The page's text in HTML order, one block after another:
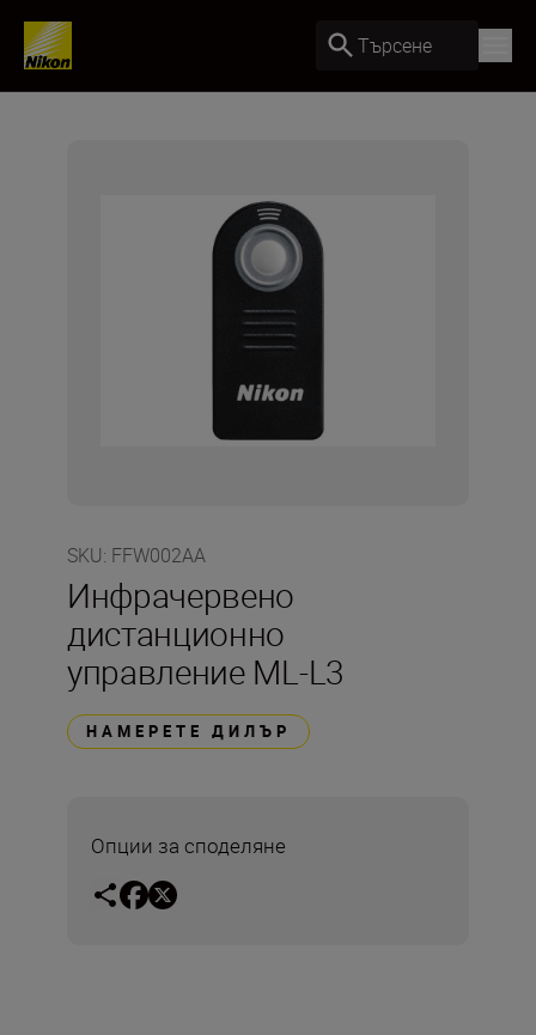
Търсене
SKU: FFW002AA
Инфрачервено
дистанционно
управление ML-L3
НАМЕРЕТЕ ДИЛЪР
Опции за споделяне